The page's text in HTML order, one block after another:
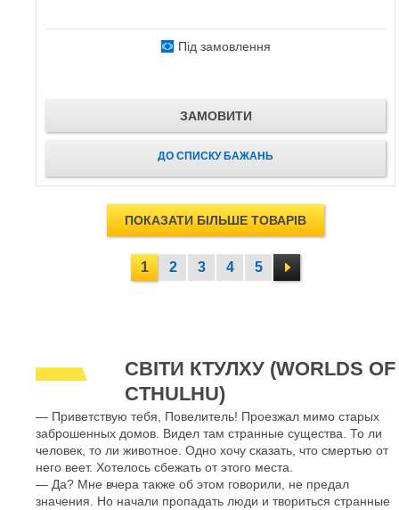
Під замовлення
ЗАМОВИТИ
ДО СПИСКУ БАЖАНЬ
ПОКАЗАТИ БІЛЬШЕ ТОВАРІВ
1 2 3 4 5
СВІТИ КТУЛХУ (WORLDS OF
CTHULHU)
— Приветствую тебя, Повелитель! Проезжал мимо старых
заброшенных домов. Видел там странные существа. То ли
человек, то ли животное. Одно хочу сказать, что смертью от
него веет. Хотелось сбежать от этого места.
— Да? Мне вчера также об этом говорили, не предал
значения. Но начали пропадать люди и твориться странные